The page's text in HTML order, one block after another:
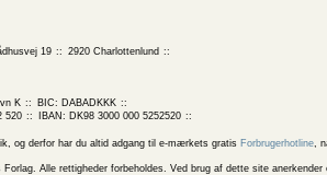
19
2920 Charlottenlund
K
BIC: DABADKKK
520 IBAN: DK98 3000 000 5252520
og derfor har du altid adgang til e-mærkets gratis Forbrugerhotline,
Alle rettigheder forbeholdes. Ved brug af dette site